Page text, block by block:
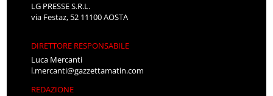
LG PRESSE S.R.L.
via Festaz, 52 11100 AOSTA
DIRETTORE RESPONSABILE
Luca Mercanti
l.mercanti@gazzettamatin.com
REDAZIONE